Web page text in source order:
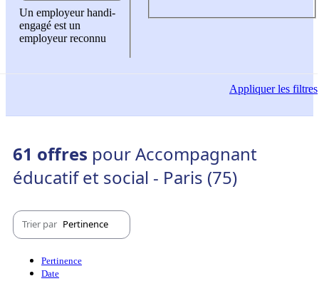
Un employeur handi-
engagé est un
employeur reconnu
Appliquerles filtres
61 offres pour Accompagnant
éducatif et social - Paris (75)
Trier par Pertinence
Pertinence
Date